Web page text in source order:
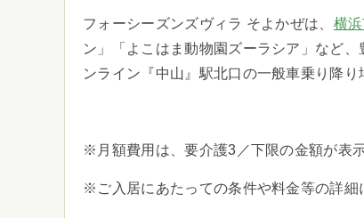
フォーシーズンズヴィラ そよかぜは、 横
ン」「よこはま動物園ズーラシア」など
ンライン『中山』駅北口の一般車乗り降
※月額費用は、要介護3／下限の金額が表
※ご入居にあたっての条件や料金等の詳細